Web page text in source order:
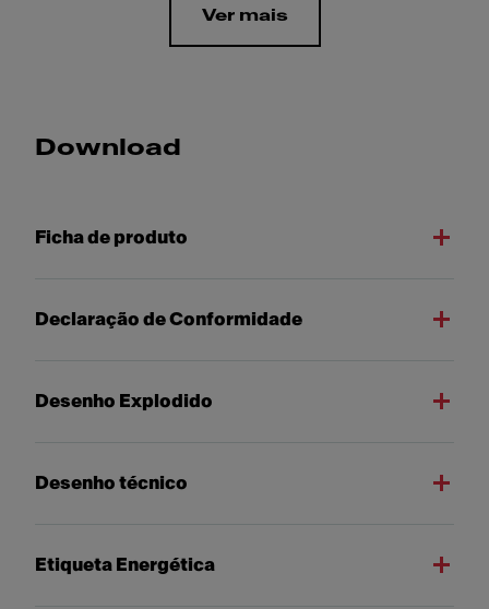
Ver mais
Download
Ficha de produto
Declaração de Conformidade
Desenho Explodido
Desenho técnico
Etiqueta Energética